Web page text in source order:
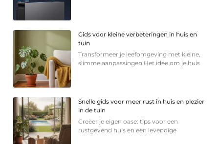
Gids voor kleine verbeteringen in huis en
tuin
Transformeer je leefomgeving met kleine,
slimme aanpassingen Het idee om je huis
Snelle gids voor meer rust in huis en plezier
in de tuin
Creëer je eigen oase: tips voor een
rustgevend huis en een levendige